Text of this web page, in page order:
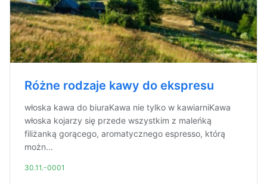
Różne rodzaje kawy do ekspresu
włoska kawa do biuraKawa nie tylko w kawiarniKawa
włoska kojarzy się przede wszystkim z maleńką
filiżanką gorącego, aromatycznego espresso, którą
możn...
30.11.-0001